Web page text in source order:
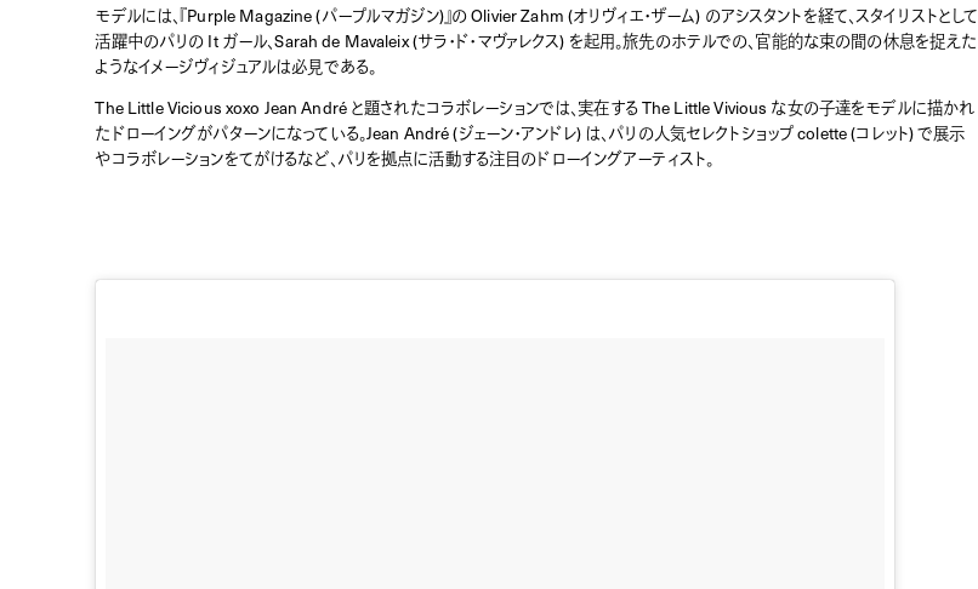
モデルには、『Purple Magazine (パープルマガジン)』の Olivier Zahm (オリヴィエ・ザーム) のアシスタントを経て、スタイリストとして
活躍中のパリの It ガール、Sarah de Mavaleix (サラ・ド・マヴァレクス) を起用。旅先のホテルでの、官能的な束の間の休息を捉えた
ようなイメージヴィジュアルは必見である。
The Little Vicious xoxo Jean André と題されたコラボレーションでは、実在する The Little Vivious な女の子達をモデルに描かれ
たドローイングがパターンになっている。Jean André (ジェーン・アンドレ) は、パリの人気セレクトショップ colette (コレット) で展示
やコラボレーションをてがけるなど、パリを拠点に活動する注目のドローイングアーティスト。